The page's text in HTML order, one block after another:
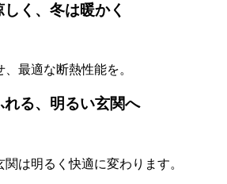
しく、冬は暖かく
最適な断熱性能を。
れる、明るい玄関へ
は明るく快適に変わります。